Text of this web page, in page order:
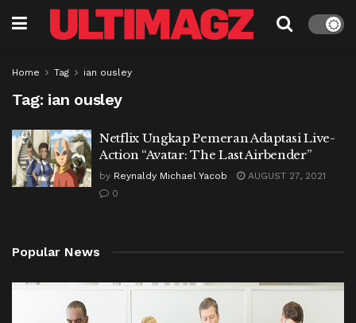
Home Tag ian ousley
Tag: ian ousley
Netflix Ungkap Pemeran Adaptasi Live-
Action “Avatar: The Last Airbender”
by Reynaldy Michael Yacob
AUGUST 27, 2021
0
Popular News